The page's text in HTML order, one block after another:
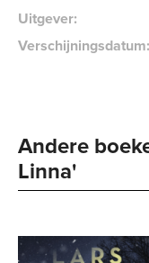
Uitgever:
Verschijningsdatum:
Andere
Linna'